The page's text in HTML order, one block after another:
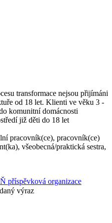
transformace nejsou přijímáni
od 18 let. Klienti ve věku 3 -
komunitní domácnosti
již děti do 18 let
pracovník(ce), pracovník(ce)
všeobecná/praktická sestra,
příspěvková organizace
výraz